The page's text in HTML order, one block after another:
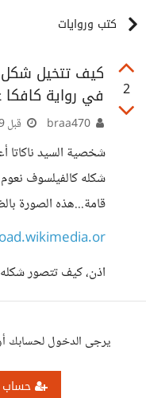
كتب وروايات
2
كيف تتخيل شكل
في رواية
قبل 9 سنوات
شخصية السيد ناكاتا
شكله كالفيلسوف
قامة...هذه الصورة
اذن، كيف تتصور
يرجى الدخول لحسابك
حساب